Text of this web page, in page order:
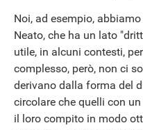
Noi, ad esempio,
Neato, che ha un lato
utile, in alcuni contesti,
complesso, però, non ci
derivano dalla forma del
circolare che quelli con
il loro compito in modo